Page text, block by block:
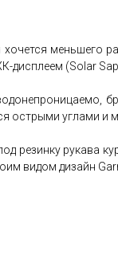
меньшего
дисплеем (Solar
острыми углами и
резинку рукава
видом дизайн